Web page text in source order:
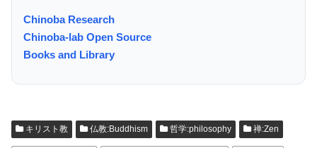
Chinoba Research
Chinoba-lab Open Source
Books and Library
キリスト教 仏教:Buddhism 哲学:philosophy 禅:Zen